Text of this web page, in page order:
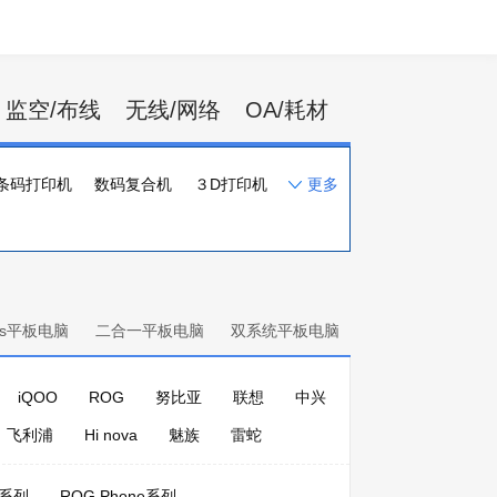
监空/布线 无线/网络 OA/耗材
码打印机 数码复合机
３D打印机
更多
平板电脑 二合一平板电脑 双系统平板电脑
iQOO ROG 努比亚 联想 中兴
飞利浦 Hi nova 魅族 雷蛇